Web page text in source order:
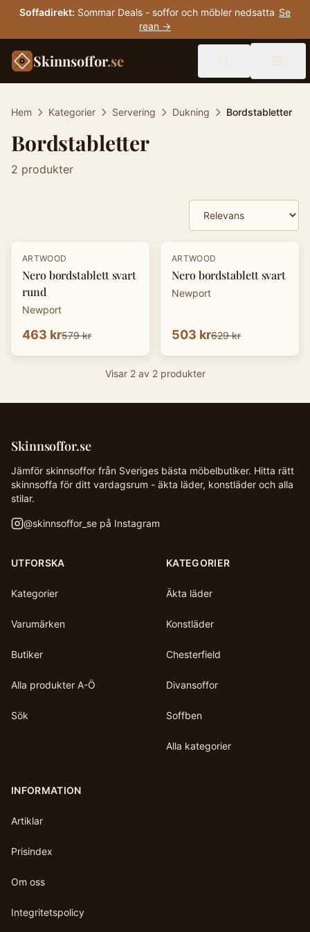
Soffadirekt: Sommar Deals - soffor och möbler nedsatta Se
rean →
Skinnsoffor.se
Hem Kategorier Servering Dukning Bordstabletter
Bordstabletter
2 produkter
-20%
ARTWOOD
Nero bordstablett svart
rund
Newport
463 kr579 kr
-20%
ARTWOOD
Nero bordstablett svart
Newport
503 kr629 kr
Visar 2av 2produkter
Skinnsoffor.se
Jämför skinnsoffor från Sveriges bästa möbelbutiker. Hitta rätt
skinnsoffa för ditt vardagsrum - äkta läder, konstläder och alla
stilar.
@skinnsoffor_se på Instagram
UTFORSKA
Kategorier
Varumärken
Butiker
Alla produkter A-Ö
Sök
KATEGORIER
Äkta läder
Konstläder
Chesterfield
Divansoffor
Soffben
Alla kategorier
INFORMATION
Artiklar
Prisindex
Om oss
Integritetspolicy